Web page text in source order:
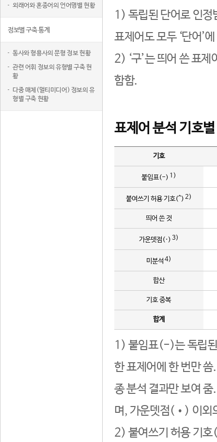
외래어와 혼종어의 언어명별 현황
정보별 구축 통계
동사와 형용사의 문형 정보 현황
관련 어휘 정보의 유형별 구축 현
황
다중 매체(멀티미디어) 정보의 유
형별 구축 현황
1) 독립된 단어로 인정
표제어도 모두 ‘단어’
2) ‘구’는 띄어 쓴 표
함함.
표제어 분석 기호
기호
붙임표(-) 1)
붙여쓰기 허용 기호(^) 2)
띄어 쓴 것
가운뎃점(·) 3)
미분석 4)
합산
기호 중복
합계
1) 붙임표(-)는 독립된
한 표제어에 한 번만
종 분석 결과만 보여
며, 가운뎃점(•) 이외
2) 붙여쓰기 허용 기호